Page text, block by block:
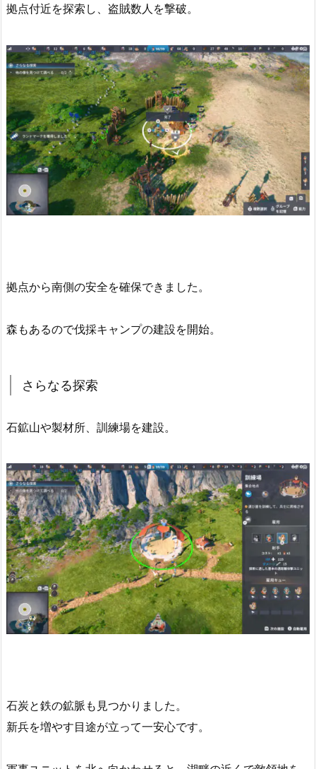
拠点付近を探索し、盗賊数人を撃破。
拠点から南側の安全を確保できました。
森もあるので伐採キャンプの建設を開始。
さらなる探索
石鉱山や製材所、訓練場を建設。
石炭と鉄の鉱脈も見つかりました。
新兵を増やす目途が立って一安心です。